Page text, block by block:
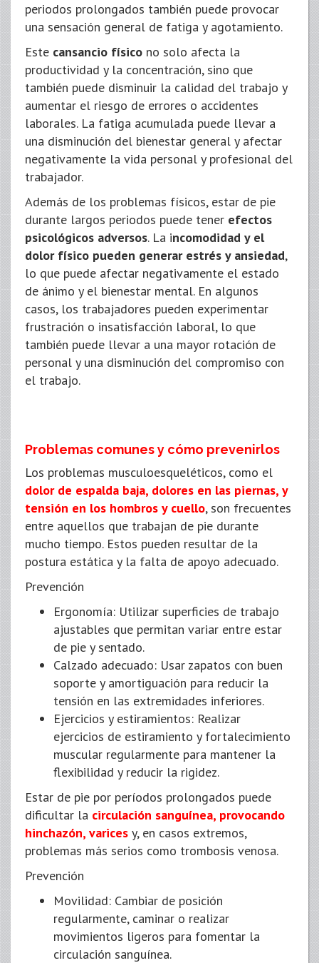
periodos prolongados también puede provocar
una sensación general de fatiga y agotamiento.
Este cansancio físico no solo afecta la
productividad y la concentración, sino que
también puede disminuir la calidad del trabajo y
aumentar el riesgo de errores o accidentes
laborales. La fatiga acumulada puede llevar a
una disminución del bienestar general y afectar
negativamente la vida personal y profesional del
trabajador.
Además de los problemas físicos, estar de pie
durante largos periodos puede tener efectos
psicológicos adversos. La incomodidad y el
dolor físico pueden generar estrés y ansiedad,
lo que puede afectar negativamente el estado
de ánimo y el bienestar mental. En algunos
casos, los trabajadores pueden experimentar
frustración o insatisfacción laboral, lo que
también puede llevar a una mayor rotación de
personal y una disminución del compromiso con
el trabajo.
Problemas comunes y cómo prevenirlos
Los problemas musculoesqueléticos, como el
dolor de espalda baja, dolores en las piernas, y
tensión en los hombros y cuello, son frecuentes
entre aquellos que trabajan de pie durante
mucho tiempo. Estos pueden resultar de la
postura estática y la falta de apoyo adecuado.
Prevención
Ergonomía: Utilizar superficies de trabajo
ajustables que permitan variar entre estar
de pie y sentado.
Calzado adecuado: Usar zapatos con buen
soporte y amortiguación para reducir la
tensión en las extremidades inferiores.
Ejercicios y estiramientos: Realizar
ejercicios de estiramiento y fortalecimiento
muscular regularmente para mantener la
flexibilidad y reducir la rigidez.
Estar de pie por períodos prolongados puede
dificultar la circulación sanguínea, provocando
hinchazón, varices y, en casos extremos,
problemas más serios como trombosis venosa.
Prevención
Movilidad: Cambiar de posición
regularmente, caminar o realizar
movimientos ligeros para fomentar la
circulación sanguínea.